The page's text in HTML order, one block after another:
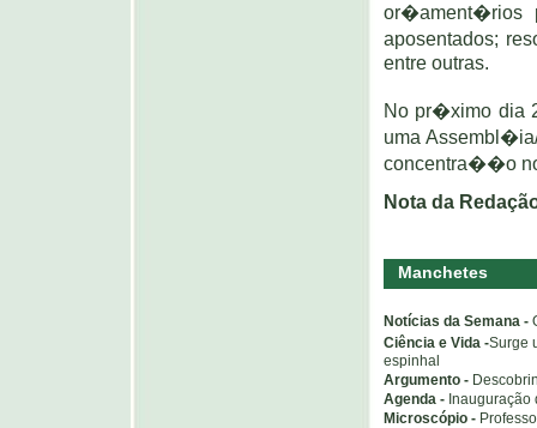
or�ament�rios
aposentados;
entre outras.
No pr�ximo dia
uma
concentra��o
Nota da
Manchetes
Notícias da Semana -
Ciência e Vida -Surge
espinhal
Argumento -
Agenda - Inauguração
Microscópio -